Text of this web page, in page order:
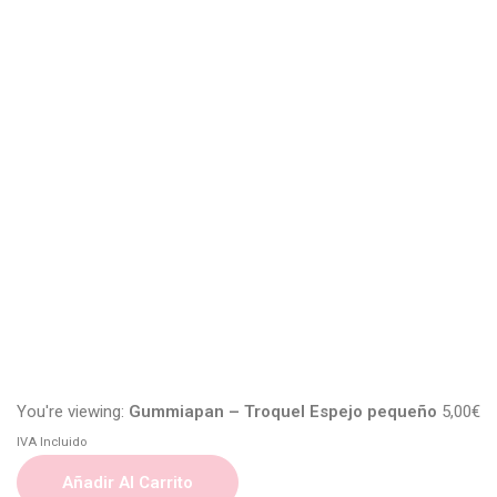
You're viewing: Gummiapan – Troquel Espejo pequeño 5,00€
IVA Incluido
Añadir Al Carrito